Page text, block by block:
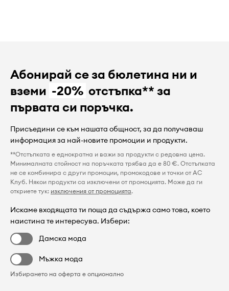
Абонирай се за бюлетина ни и
вземи -20% отстъпка** за
първата си поръчка.
Присъедини се към нашата общност, за да получаваш
информация за най-новите промоции и продукти.
**Отстъпката е еднократна и важи за продукти с редовна цена.
Минималната стойност на поръчката трябва да е 80 €. Отстъпката
не се комбинира с други промоции, промокодове и точки от AC
Клуб. Някои продукти са изключени от промоцията. Може да ги
откриете тук: изключения от промоцията.
Искаме входящата ти поща да съдържа само това, което
наистина те интересува. Избери:
Дамска мода
Мъжка мода
Избирането на оферта е опционално